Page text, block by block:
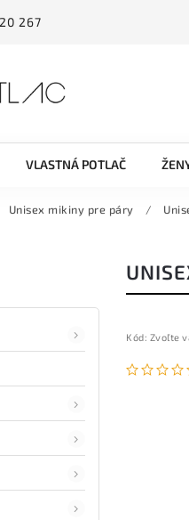
267
VLASTNÁ POTLAČ
Unisex mikiny pre páry /
Kód: Zvoľte